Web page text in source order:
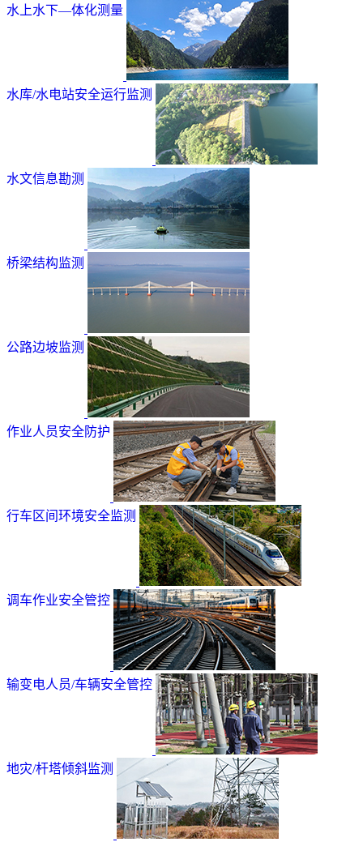
水上水下—体化测量
水库/水电站安全运行监测
水文信息勘测
桥梁结构监测
公路边坡监测
作业人员安全防护
行车区间环境安全监测
调车作业安全管控
输变电人员/车辆安全管控
地灾/杆塔倾斜监测